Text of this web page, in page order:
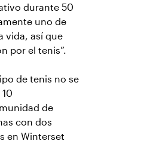
durante 50
uno de
vida, así que
por el tenis”.
de tenis no se
de
con dos
en Winterset